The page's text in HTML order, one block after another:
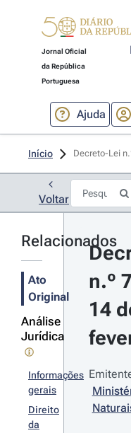
Jornal Oficial
da República
Portuguesa
Ajuda
Início Decreto-Lei
Voltar
Relacionados
Ato
Original
Análise
Jurídica
Informações
gerais
Direito
da
n.º
14